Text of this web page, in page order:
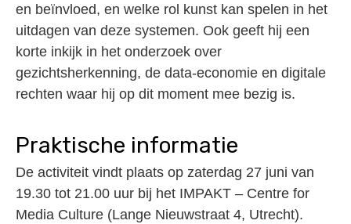
en beïnvloed, en welke rol kunst kan spelen in het
uitdagen van deze systemen. Ook geeft hij een
korte inkijk in het onderzoek over
gezichtsherkenning, de data-economie en digitale
rechten waar hij op dit moment mee bezig is.
Praktische informatie
De activiteit vindt plaats op zaterdag 27 juni van
19.30 tot 21.00 uur bij het IMPAKT – Centre for
Media Culture (Lange Nieuwstraat 4, Utrecht).